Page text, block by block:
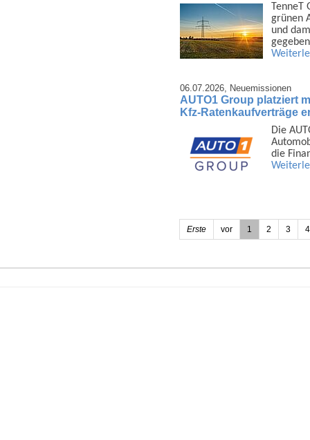
grünen
und
06.07.2026, Neuemissionen
AUTO1 Group platziert
Kfz-Ratenkaufverträge
Die
die
Erste vor 1 2 3 4